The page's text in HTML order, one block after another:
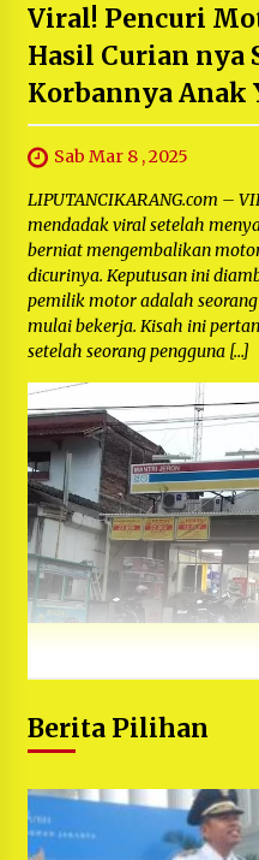
Viral! Pencuri
Hasil Curian nya
Korbannya Anak
Sab Mar 8 , 2025
LIPUTANCIKARANG.com –
mendadak viral setelah
berniat mengembalikan
dicurinya. Keputusan ini
pemilik motor adalah
mulai bekerja. Kisah ini
setelah seorang pengguna […]
Berita Pilihan